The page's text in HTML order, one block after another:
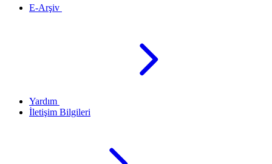
E-Arşiv
Yardım
İletişim Bilgileri